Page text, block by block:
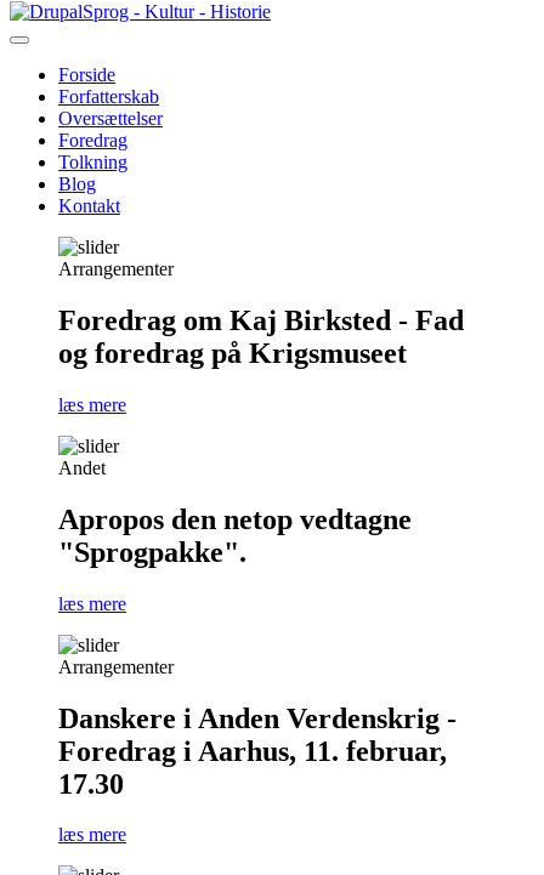
Gå
til
Sprog - Kultur - Historie
Primær
navigation
Forside
Forfatterskab
Oversættelser
Foredrag
Tolkning
Blog
Kontakt
Arrangementer
Foredrag om Kaj Birksted - Fad
og foredrag på Krigsmuseet
læs mere
Andet
Apropos den netop vedtagne
"Sprogpakke".
læs mere
Arrangementer
Danskere i Anden Verdenskrig -
Foredrag i Aarhus, 11. februar,
17.30
læs mere